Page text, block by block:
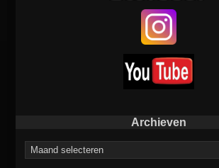
Archieven
Archieven